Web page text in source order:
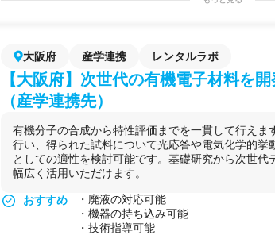
が、在籍する機関の設備では対応しき
い企業研究者が、試薬管理・廃液対応
大阪府 産学連携 レンタルラボ
【大阪府】次世代の有機電子材料を
（産学連携先）
有機分子の合成から特性評価までを一貫して行えま
行い、得られた試料について光応答や電気化学的挙
としての適性を検討可能です。基礎研究から次世代
幅広く活用いただけます。
おすすめ
・廃液の対応可能
・機器の持ち込み可能
・技術指導可能